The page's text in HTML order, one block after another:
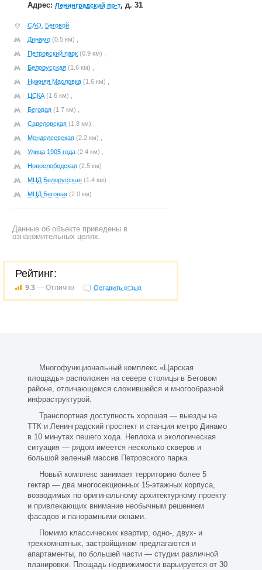
Адрес: Ленинградский пр-т, д. 31
САО Беговой
Динамо (0.5 км) ,
Петровский парк (0.9 км) ,
Белорусская (1.6 км) ,
Нижняя Масловка (1.6 км) ,
ЦСКА (1.6 км) ,
Беговая (1.7 км) ,
Савеловская (1.8 км) ,
Менделеевская (2.2 км) ,
Улица 1905 года (2.4 км) ,
Новослободская (2.5 км)
МЦД Белорусская (1.4 км) ,
МЦД Беговая (2.0 км)
Данные об объекте приведены в
ознакомительных целях.
Рейтинг:
9.3 — Отлично Оставить отзыв
Многофункциональный комплекс «Царская
площадь» расположен на севере столицы в Беговом
районе, отличающемся сложившейся и многообразной
инфраструктурой.
Транспортная доступность хорошая — выезды на
ТТК и Ленинградский проспект и станция метро Динамо
в 10 минутах пешего хода. Неплоха и экологическая
ситуация — рядом имеется несколько скверов и
большой зеленый массив Петровского парка.
Новый комплекс занимает территорию более 5
гектар — два многосекционных 15-этажных корпуса,
возводимых по оригинальному архитектурному проекту
и привлекающих внимание необычным решением
фасадов и панорамными окнами.
Помимо классических квартир, одно-, двух- и
трехкомнатных, застройщиком предлагаются и
апартаменты, по большей части — студии различной
планировки. Площадь недвижимости варьируется от 30